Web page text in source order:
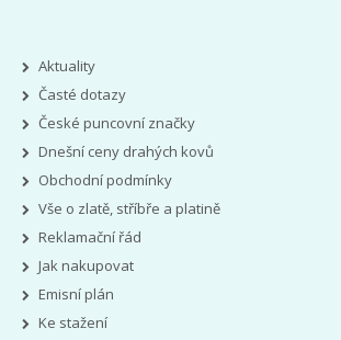
Aktuality
Časté dotazy
České puncovní značky
Dnešní ceny drahých kovů
Obchodní podmínky
Vše o zlatě, stříbře a platině
Reklamační řád
Jak nakupovat
Emisní plán
Ke stažení